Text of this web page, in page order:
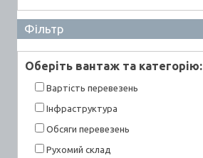
Фільтр
Оберiть вантаж та категорiю:
Вартiсть перевезень
Інфраструктура
Обсяги перевезень
Рухомий склад